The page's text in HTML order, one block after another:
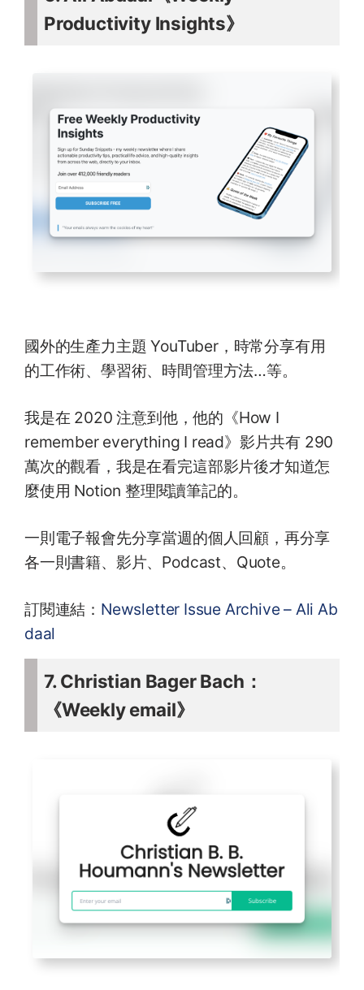
Productivity Insights》
國外的生產力主題 YouTuber，時常分享有用
的工作術、學習術、時間管理方法…等。
我是在 2020 注意到他，他的《How I
remember everything I read》影片共有 290
萬次的觀看，我是在看完這部影片後才知道怎
麼使用 Notion 整理閱讀筆記的。
一則電子報會先分享當週的個人回顧，再分享
各一則書籍、影片、Podcast、Quote。
訂閱連結： Newsletter Issue Archive – Ali Ab
daal
7. Christian Bager Bach：
《Weekly email》